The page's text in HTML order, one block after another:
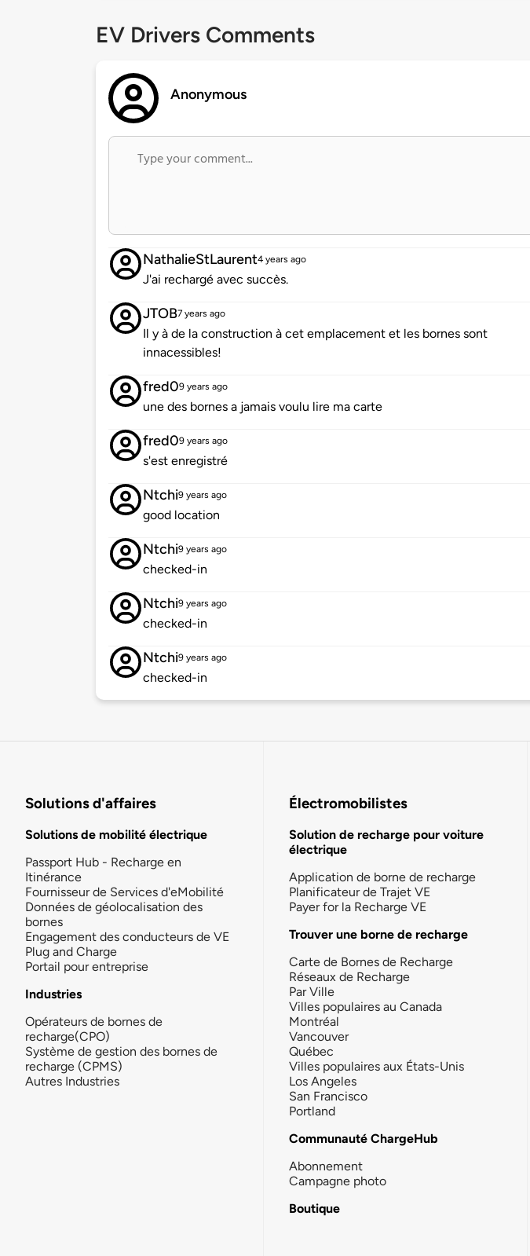
EV Drivers Comments
Anonymous
NathalieStLaurent4 years ago
J'ai rechargé avec succès.
JTOB7 years ago
Il y à de la construction à cet emplacement et les bornes sont
innacessibles!
fred09 years ago
une des bornes a jamais voulu lire ma carte
fred09 years ago
s'est enregistré
Ntchi9 years ago
good location
Ntchi9 years ago
checked-in
Ntchi9 years ago
checked-in
Ntchi9 years ago
checked-in
Solutions d'affaires
Solutions de mobilité électrique
Passport Hub - Recharge en
Itinérance
Fournisseur de Services d'eMobilité
Données de géolocalisation des
bornes
Engagement des conducteurs de VE
Plug and Charge
Portail pour entreprise
Industries
Opérateurs de bornes de
recharge(CPO)
Système de gestion des bornes de
recharge (CPMS)
Autres Industries
Électromobilistes
Solution de recharge pour voiture
électrique
Application de borne de recharge
Planificateur de Trajet VE
Payer for la Recharge VE
Trouver une borne de recharge
Carte de Bornes de Recharge
Réseaux de Recharge
Par Ville
Villes populaires au Canada
Montréal
Vancouver
Québec
Villes populaires aux États-Unis
Los Angeles
San Francisco
Portland
Communauté ChargeHub
Abonnement
Campagne photo
Boutique